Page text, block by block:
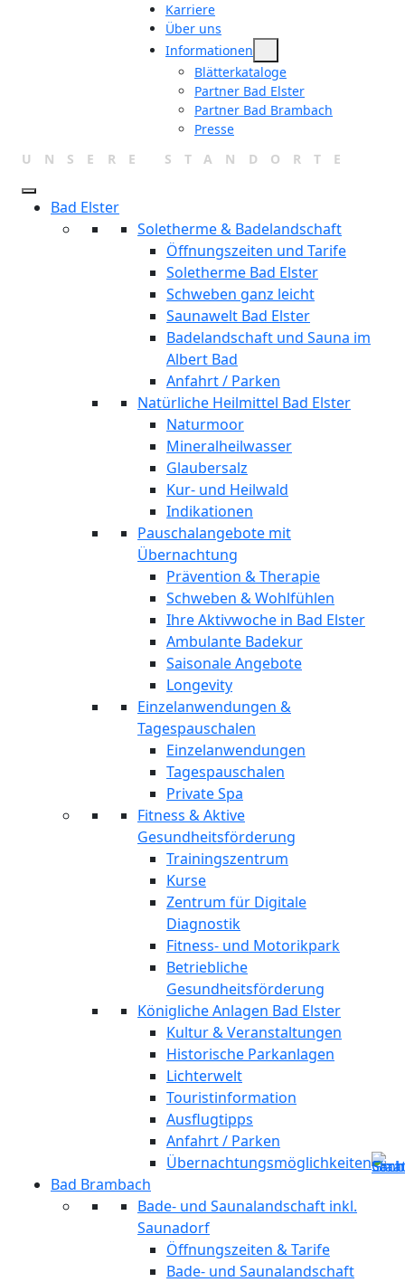
Karriere
Über uns
Informationen
Blätterkataloge
Partner Bad Elster
Partner Bad Brambach
Presse
UNSERE STANDORTE
Bad Elster
Soletherme & Badelandschaft
Öffnungszeiten und Tarife
Soletherme Bad Elster
Schweben ganz leicht
Saunawelt Bad Elster
Badelandschaft und Sauna im
Albert Bad
Anfahrt / Parken
Natürliche Heilmittel Bad Elster
Naturmoor
Mineralheilwasser
Glaubersalz
Kur- und Heilwald
Indikationen
Pauschalangebote mit
Übernachtung
Prävention & Therapie
Schweben & Wohlfühlen
Ihre Aktivwoche in Bad Elster
Ambulante Badekur
Saisonale Angebote
Longevity
Einzelanwendungen &
Tagespauschalen
Einzelanwendungen
Tagespauschalen
Private Spa
Fitness & Aktive
Gesundheitsförderung
Trainingszentrum
Kurse
Zentrum für Digitale
Diagnostik
Fitness- und Motorikpark
Betriebliche
Gesundheitsförderung
Königliche Anlagen Bad Elster
Kultur & Veranstaltungen
Historische Parkanlagen
Lichterwelt
Touristinformation
Ausflugtipps
Anfahrt / Parken
Übernachtungsmöglichkeiten
Bad Brambach
Bade- und Saunalandschaft inkl.
Saunadorf
Öffnungszeiten & Tarife
Bade- und Saunalandschaft